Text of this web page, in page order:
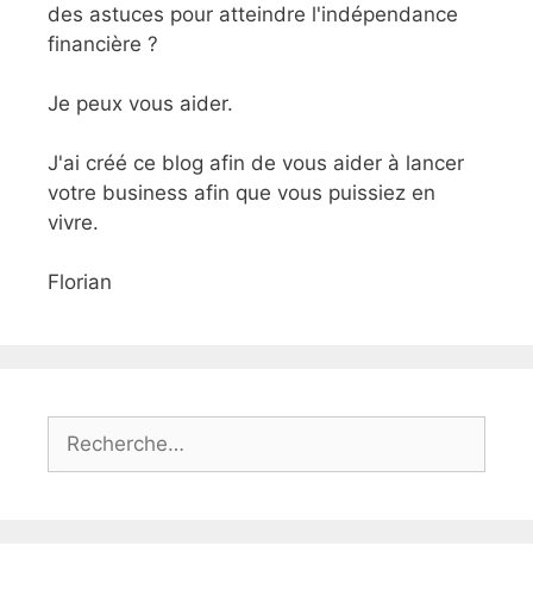
des astuces pour atteindre l'indépendance
financière ?
Je peux vous aider.
J'ai créé ce blog afin de vous aider à lancer
votre business afin que vous puissiez en
vivre.
Florian